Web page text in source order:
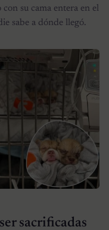
su cama entera en el
sabe a dónde llegó.
sacrificadas